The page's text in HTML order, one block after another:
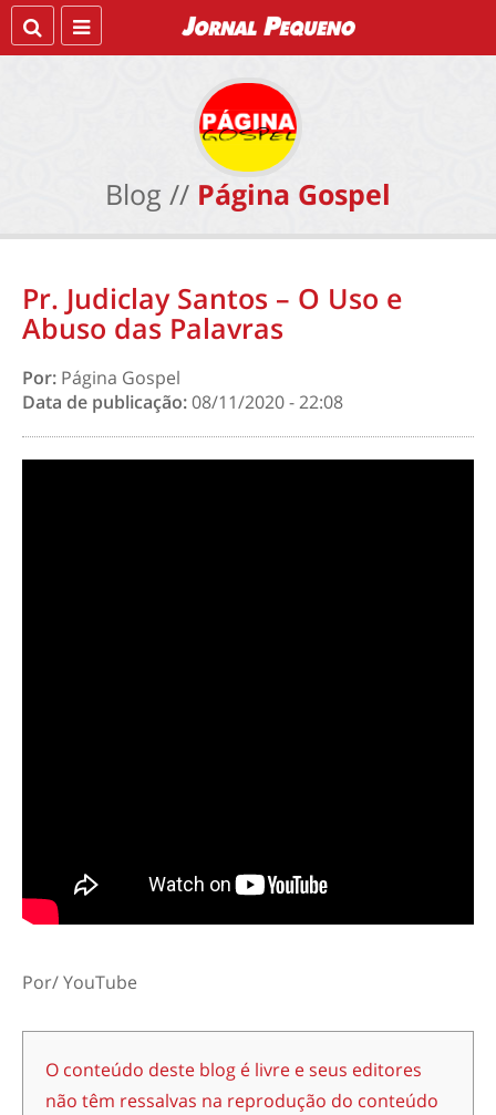
Blog // Página Gospel
Pr. Judiclay Santos – O Uso e
Abuso das Palavras
Por: Página Gospel
Data de publicação:08/11/2020 - 22:08
Por/ YouTube
O conteúdo deste blog é livre e seus editores
não têm ressalvas na reprodução do conteúdo